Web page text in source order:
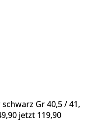
Gr 40,5 / 41,
jetzt 119,90